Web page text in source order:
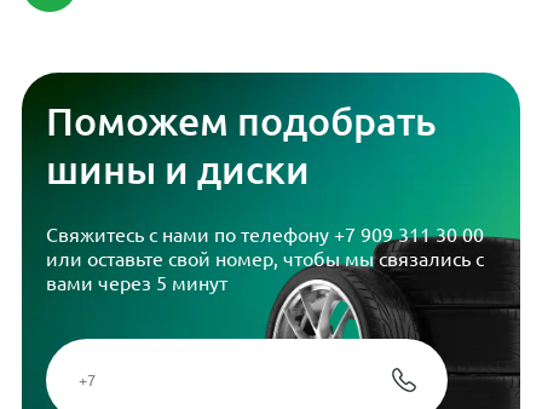
Поможем подобрать
шины и диски
Свяжитесь с нами по телефону +7 909 311 30 00
или оставьте свой номер, чтобы мы связались с
вами через 5 минут